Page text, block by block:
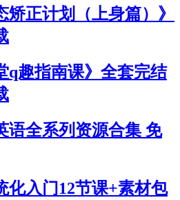
矫正计划（上身篇）》
q趣指南课》全套完结
语全系列资源合集 免
化入门12节课+素材包